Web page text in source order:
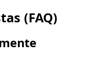
(FAQ)